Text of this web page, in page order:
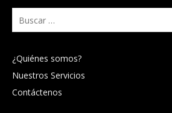
Buscar:
¿Quiénes somos?
Nuestros Servicios
Contáctenos